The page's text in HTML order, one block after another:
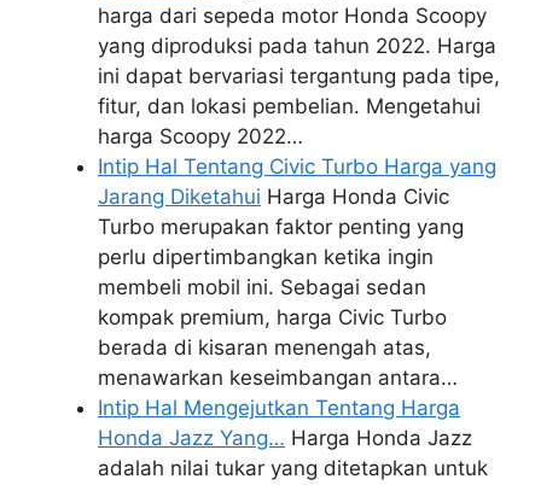
harga dari sepeda motor Honda Scoopy
yang diproduksi pada tahun 2022. Harga
ini dapat bervariasi tergantung pada tipe,
fitur, dan lokasi pembelian. Mengetahui
harga Scoopy 2022…
Intip Hal Tentang Civic Turbo Harga yang
Jarang Diketahui Harga Honda Civic
Turbo merupakan faktor penting yang
perlu dipertimbangkan ketika ingin
membeli mobil ini. Sebagai sedan
kompak premium, harga Civic Turbo
berada di kisaran menengah atas,
menawarkan keseimbangan antara…
Intip Hal Mengejutkan Tentang Harga
Honda Jazz Yang… Harga Honda Jazz
adalah nilai tukar yang ditetapkan untuk